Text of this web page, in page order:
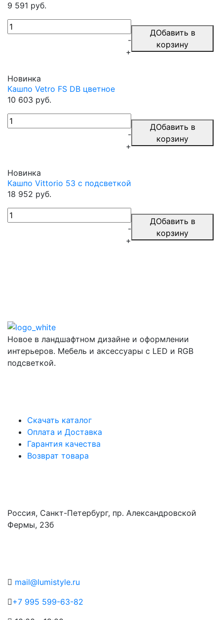
9 591 руб.
-
+
ДОбавить в
корзину
Новинка
Кашпо Vetro FS DB цветное
10 603 руб.
-
+
ДОбавить в
корзину
Новинка
Кашпо Vittorio 53 с подсветкой
18 952 руб.
-
+
ДОбавить в
корзину
Новое в ландшафтном дизайне и оформлении
интерьеров. Мебель и аксессуары с LED и RGB
подсветкой.
Скачать каталог
Оплата и Доставка
Гарантия качества
Возврат товара
Россия, Санкт-Петербург, пр. Александровской
Фермы, 23б
mail@lumistyle.ru
+7 995 599-63-82